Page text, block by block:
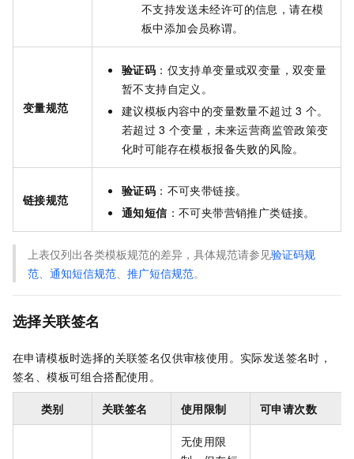
不支持发送未经许可的信息，请在模
板中添加会员称谓。
变量规范
验证码 ：仅支持单变量或双变量，双变量
暂不支持自定义。
建议模板内容中的变量数量不超过 3 个。
若超过 3 个变量，未来运营商监管政策变
化时可能存在模板报备失败的风险。
链接规范
验证码 ：不可夹带链接。
通知短信：不可夹带营销推广类链接。
上表仅列出各类模板规范的差异，具体规范请参见验证码规
范、 通知短信规范、 推广短信规范。
选择关联签名
在申请模板时选择的关联签名仅供审核使用。实际发送签名时，
签名、模板可组合搭配使用。
类别 关联签名 使用限制 可申请次数
无使用限